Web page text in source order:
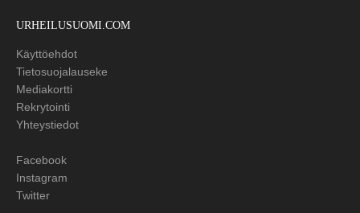
URHEILUSUOMI.COM
Käyttöehdot
Tietosuojalauseke
Mediakortti
Rekrytointi
Yhteystiedot
Facebook
Instagram
Twitter